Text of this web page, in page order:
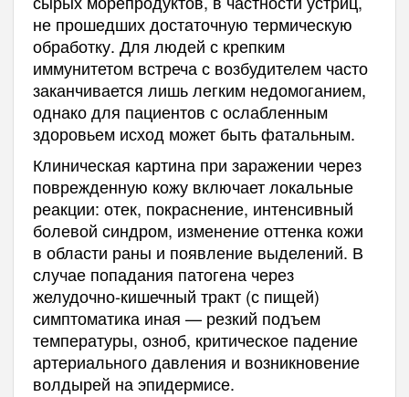
не прошедших достаточную термическую
обработку. Для людей с крепким
иммунитетом встреча с возбудителем часто
заканчивается лишь легким недомоганием,
однако для пациентов с ослабленным
здоровьем исход может быть фатальным.
Клиническая картина при заражении через
поврежденную кожу включает локальные
реакции: отек, покраснение, интенсивный
болевой синдром, изменение оттенка кожи
в области раны и появление выделений. В
случае попадания патогена через
желудочно-кишечный тракт (с пищей)
симптоматика иная — резкий подъем
температуры, озноб, критическое падение
артериального давления и возникновение
волдырей на эпидермисе.